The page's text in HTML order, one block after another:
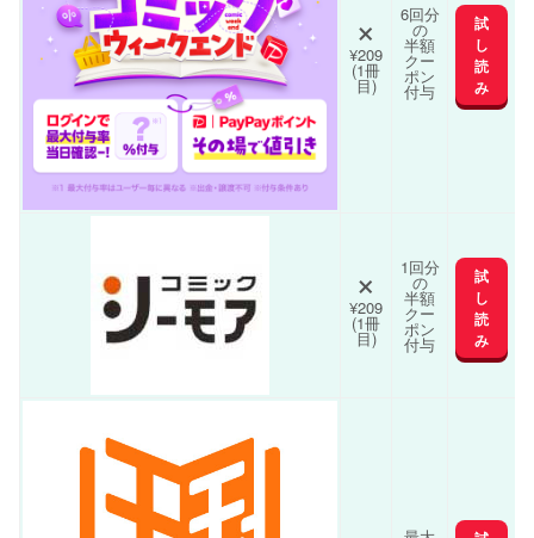
×
¥209
(1冊
目)
6回分
の
半額
クー
ポン
付与
試
し
読
み
×
¥209
(1冊
目)
1回分
の
半額
クー
ポン
付与
試
し
読
み